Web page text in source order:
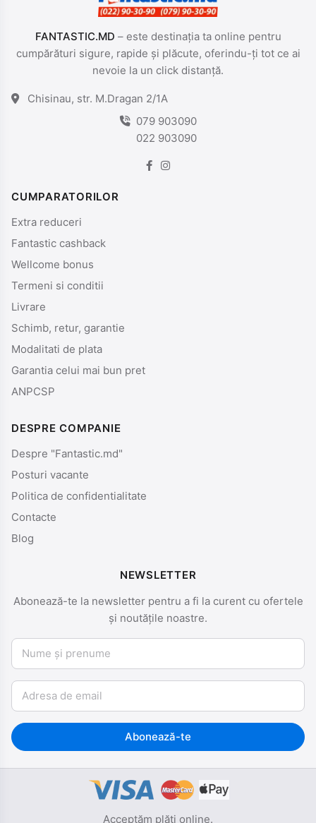
FANTASTIC.MD – este destinația ta online pentru
cumpărături sigure, rapide și plăcute, oferindu-ți tot ce ai
nevoie la un click distanță.
Chisinau, str. M.Dragan 2/1A
079 903090
022 903090
CUMPARATORILOR
Extra reduceri
Fantastic cashback
Wellcome bonus
Termeni si conditii
Livrare
Schimb, retur, garantie
Modalitati de plata
Garantia celui mai bun pret
ANPCSP
DESPRE COMPANIE
Despre "Fantastic.md"
Posturi vacante
Politica de confidentialitate
Contacte
Blog
NEWSLETTER
Abonează-te la newsletter pentru a fi la curent cu ofertele
și noutățile noastre.
Nume și prenume
Email
Abonează-te
Acceptăm plăți online.